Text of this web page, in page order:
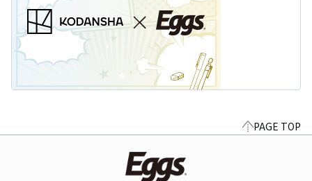
PAGE TOP